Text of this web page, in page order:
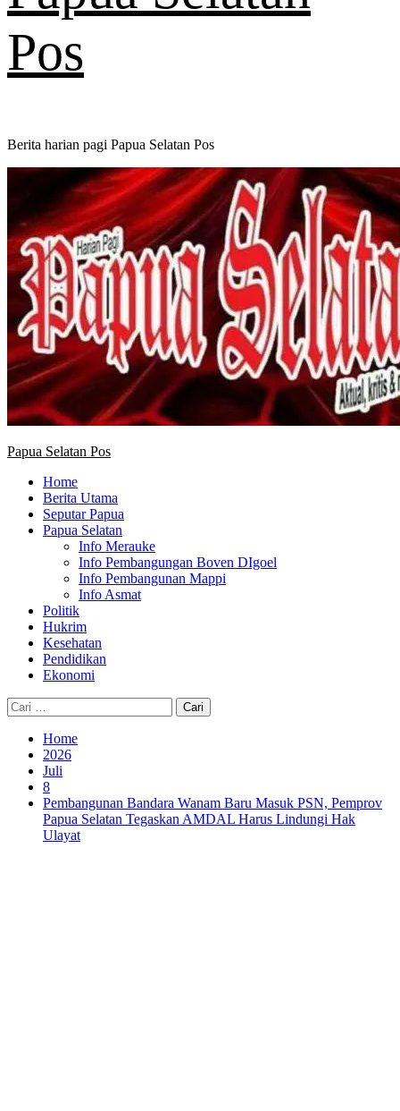
Pos
Berita harian pagi Papua Selatan Pos
Primary
Papua Selatan Pos
Home
Berita Utama
Seputar Papua
Papua Selatan
Info Merauke
Info Pembangungan Boven DIgoel
Info Pembangunan Mappi
Info Asmat
Politik
Hukrim
Kesehatan
Pendidikan
Ekonomi
Cari
untuk:
Home
2026
Juli
8
Pembangunan Bandara Wanam Baru Masuk PSN, Pemprov
Papua Selatan Tegaskan AMDAL Harus Lindungi Hak
Ulayat